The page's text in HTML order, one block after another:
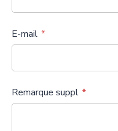
E-mail
Remarque suppl